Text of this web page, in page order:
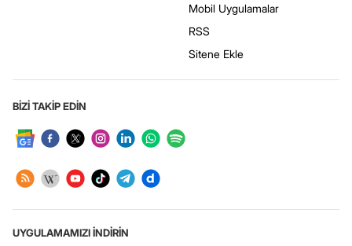
Mobil Uygulamalar
RSS
Sitene Ekle
BİZİ TAKİP EDİN
UYGULAMAMIZI İNDİRİN